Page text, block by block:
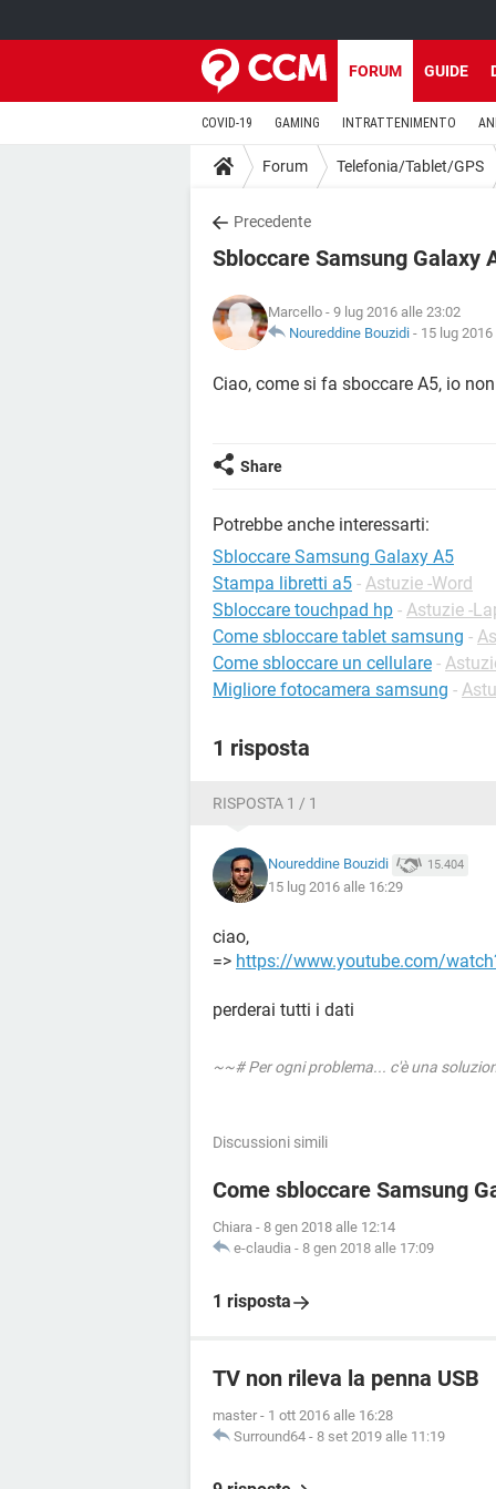
FORUM GUIDE
COVID-19 GAMING INTRATTENIMENTO
Forum Telefonia/Tablet/GPS
Precedente
Sbloccare Samsung Galaxy
Marcello - 9 lug 2016 alle 23:02
Noureddine Bouzidi - 15 lug
Ciao, come si fa sboccare A5, io
Share
Potrebbe anche interessarti:
Sbloccare Samsung Galaxy A5
Stampa libretti a5 - Astuzie -Word
Sbloccare touchpad hp - Astuzie -
Come sbloccare tablet samsung -
Come sbloccare un cellulare -
Migliore fotocamera samsung -
1 risposta
RISPOSTA 1 / 1
Noureddine Bouzidi 15.404
15 lug 2016 alle 16:29
ciao,
=> https://www.youtube.com/
perderai tutti i dati
~~# Per ogni problema... c'è una
Discussioni simili
Come sbloccare Samsung
Chiara - 8 gen 2018 alle 12:14
e-claudia - 8 gen 2018 alle 17:09
1 risposta
TV non rileva la penna USB
master - 1 ott 2016 alle 16:28
Surround64 - 8 set 2019 alle 11:19